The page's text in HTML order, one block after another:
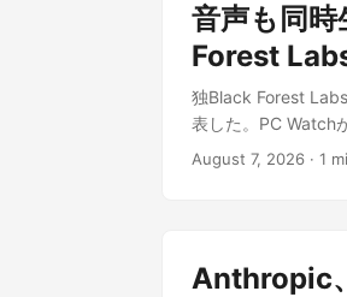
音声も同
Forest
独Black Forest
表した。PC Watch
し、映像と同時に
は、同社にとって
August 7, 2026 · 1
Anthropic